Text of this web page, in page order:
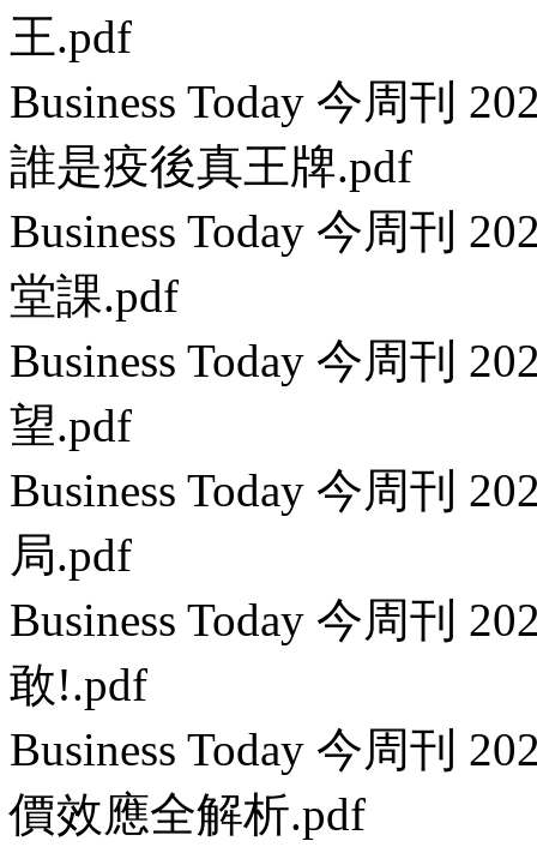
王.pdf
Business Today 今周刊
誰是疫後真王牌.pdf
Business Today 今周刊
堂課.pdf
Business Today 今周刊
望.pdf
Business Today 今周刊
局.pdf
Business Today 今周刊
敢!.pdf
Business Today 今周刊
價效應全解析.pdf